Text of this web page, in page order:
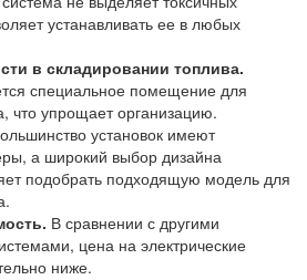
устанавливать ее в любых
в складировании топлива.
специальное помещение для
что упрощает организацию.
установок имеют
а широкий выбор дизайна
подобрать подходящую модель для
В сравнении с другими
цена на электрические
ниже.